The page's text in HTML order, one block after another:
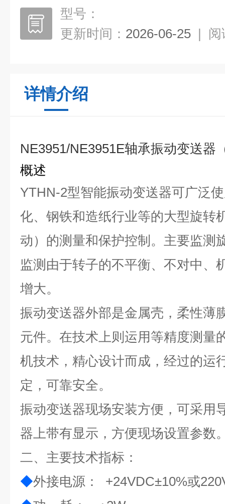
型号：
更新时间： 2026-06-25 | 阅
详情介绍
NE3951/NE3951E轴承振动变送器
概述
YTHN-2型智能振动变送器可广泛
化、钢铁和造纸行业等的大型旋转
动）的测量和保护控制。主要监测
监测由于转子的不平衡、不对中、
增大。
振动变送器外部是金属壳，柔性薄
元件。在技术上则运用等精度测量
机技术，精心设计而成，经过的运
定，可靠安全。
振动变送器现场安装方便，可采用
器上带有显示，方便现场设置参数
二、主要技术指标：
◆外接电源： +24VDC±10%或